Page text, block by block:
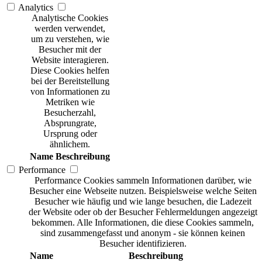
Analytics
Analytische Cookies
werden verwendet,
um zu verstehen, wie
Besucher mit der
Website interagieren.
Diese Cookies helfen
bei der Bereitstellung
von Informationen zu
Metriken wie
Besucherzahl,
Absprungrate,
Ursprung oder
ähnlichem.
Name Beschreibung
Performance
Performance Cookies sammeln Informationen darüber, wie
Besucher eine Webseite nutzen. Beispielsweise welche Seiten
Besucher wie häufig und wie lange besuchen, die Ladezeit
der Website oder ob der Besucher Fehlermeldungen angezeigt
bekommen. Alle Informationen, die diese Cookies sammeln,
sind zusammengefasst und anonym - sie können keinen
Besucher identifizieren.
Name
Beschreibung